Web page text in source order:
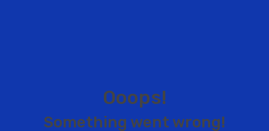
Ooops!
Something went wrong!